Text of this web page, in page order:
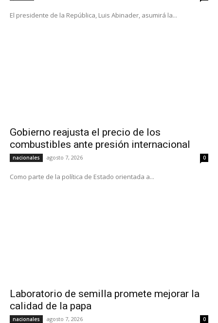
El presidente de la República, Luis Abinader, asumirá la...
Gobierno reajusta el precio de los
combustibles ante presión internacional
nacionales agosto 7, 2026 0
Como parte de la política de Estado orientada a...
Laboratorio de semilla promete mejorar la
calidad de la papa
nacionales agosto 7, 2026 0